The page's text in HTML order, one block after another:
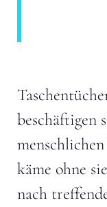
beschäftigen
käme ohne
nach